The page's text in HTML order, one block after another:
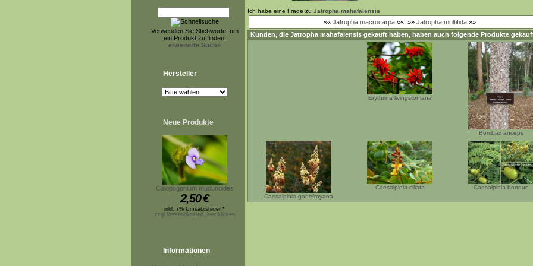
Verwenden Sie Stichworte, um
ein Produkt zu finden.
erweiterte Suche
Hersteller
Neue Produkte
Calopogonium mucunoides
2,50€
inkl. 7% Umsatzsteuer *
zzgl.Versandkosten, hier klicken
Informationen
Ich habe eine Frage zu Jatropha mahafalensis
«« Jatropha macrocarpa «« »» Jatropha multifida »»
Kunden, die Jatropha mahafalensis gekauft haben, haben auch folgende Produkte
Erythrina livingstoniana
Bombax anceps
Caesalpinia godefroyana
Caesalpinia ciliata Caesalpinia bonduc